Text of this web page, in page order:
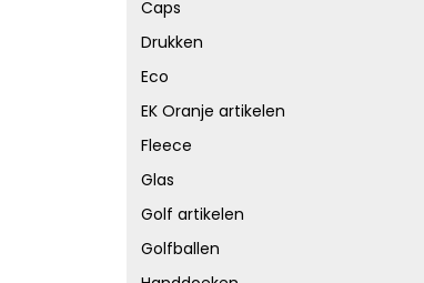
Caps
Drukken
Eco
EK Oranje artikelen
Fleece
Glas
Golf artikelen
Golfballen